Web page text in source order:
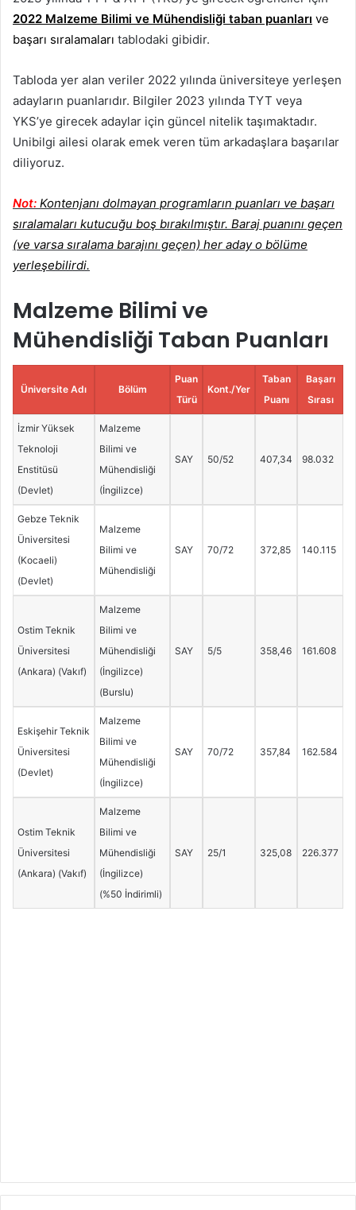
2022 Malzeme Bilimi ve Mühendisliği taban puanları ve
başarı sıralamaları tablodaki gibidir.
Tabloda yer alan veriler 2022 yılında üniversiteye yerleşen
adayların puanlarıdır. Bilgiler 2023 yılında TYT veya
YKS’ye girecek adaylar için güncel nitelik taşımaktadır.
Unibilgi ailesi olarak emek veren tüm arkadaşlara başarılar
diliyoruz.
Not: Kontenjanı dolmayan programların puanları ve başarı
sıralamaları kutucuğu boş bırakılmıştır. Baraj puanını geçen
(ve varsa sıralama barajını geçen) her aday o bölüme
yerleşebilirdi.
Malzeme Bilimi ve
Mühendisliği Taban Puanları
Üniversite Adı Bölüm
Puan
Türü
Kont./Yer
Taban
Puanı
Başarı
Sırası
İzmir Yüksek
Teknoloji
Enstitüsü
(Devlet)
Malzeme
Bilimi ve
Mühendisliği
(İngilizce)
SAY 50/52 407,34 98.032
Gebze Teknik
Üniversitesi
(Kocaeli)
(Devlet)
Malzeme
Bilimi ve
Mühendisliği
SAY 70/72 372,85 140.115
Ostim Teknik
Üniversitesi
(Ankara) (Vakıf)
Malzeme
Bilimi ve
Mühendisliği
(İngilizce)
(Burslu)
SAY 5/5 358,46 161.608
Eskişehir Teknik
Üniversitesi
(Devlet)
Malzeme
Bilimi ve
Mühendisliği
(İngilizce)
SAY 70/72 357,84 162.584
Ostim Teknik
Üniversitesi
(Ankara) (Vakıf)
Malzeme
Bilimi ve
Mühendisliği
(İngilizce)
(%50 İndirimli)
SAY 25/1 325,08 226.377